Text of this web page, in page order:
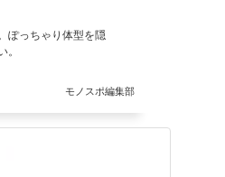
ぽっちゃり体型を隠
。
モノスポ編集部